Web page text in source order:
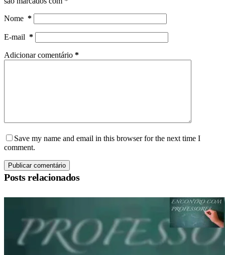
Nome *
E-mail *
Adicionar comentário *
Save my name and email in this browser for the next time I
comment.
Publicar comentário
Posts relacionados